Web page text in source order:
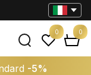
-5%
0 0